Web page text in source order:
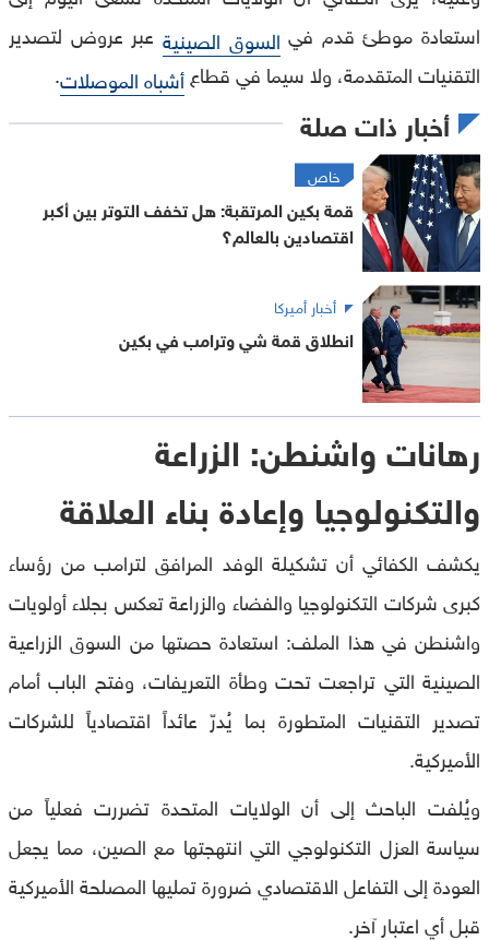
استعادة موطئ قدم في السوق الصينية عبر عروض لتصدير
التقنيات المتقدمة، ولا سيما في قطاعأشباه الموصلات.
أخبار ذات صلة
خاص
قمة بكين المرتقبة: هل تخفف التوتر بين أكبر
اقتصادين بالعالم؟
أخبار أميركا
انطلاق قمة شي وترامب في بكين
رهانات واشنطن: الزراعة
والتكنولوجيا وإعادة بناء العلاقة
يكشف الكفائي أن تشكيلة الوفد المرافق لترامب من رؤساء
كبرى شركات التكنولوجيا والفضاء والزراعة تعكس بجلاء أولويات
واشنطن في هذا الملف: استعادة حصتها من السوق الزراعية
الصينية التي تراجعت تحت وطأة التعريفات، وفتح الباب أمام
تصدير التقنيات المتطورة بما يُدرّ عائداً اقتصادياً للشركات
الأميركية.
ويُلفت الباحث إلى أن الولايات المتحدة تضررت فعلياً من
سياسة العزل التكنولوجي التي انتهجتها مع الصين، مما يجعل
العودة إلى التفاعل الاقتصادي ضرورة تمليها المصلحة الأميركية
قبل أي اعتبار آخر.